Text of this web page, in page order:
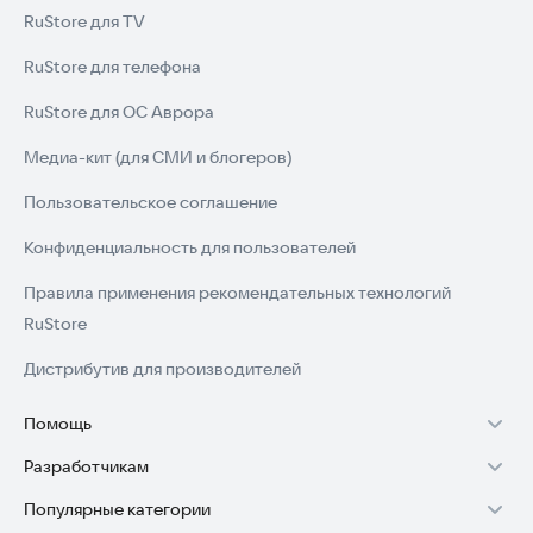
RuStore для TV
RuStore для телефона
RuStore для ОС Аврора
Медиа-кит (для СМИ и блогеров)
Пользовательское соглашение
Конфиденциальность для пользователей
Правила применения рекомендательных технологий
RuStore
Дистрибутив для производителей
Помощь
Установка RuStore на TV
Установка RuStore на телефон
Разработчикам
Зарабатывать с RuStore
Популярные категории